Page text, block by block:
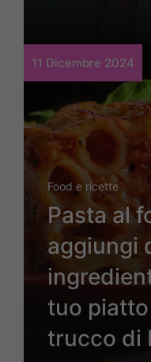
11 Dicembre 2024
Food e ricette
Pasta al
aggiungi
tuo
trucco di